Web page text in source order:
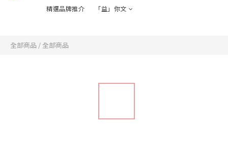
精選品牌推介 「益」你文
全部商品 / 全部商品